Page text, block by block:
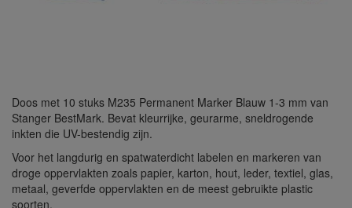
Doos met 10 stuks M235 Permanent Marker Blauw 1-3 mm van
Stanger BestMark. Bevat kleurrijke, geurarme, sneldrogende
inkten die UV-bestendig zijn.
Voor het langdurig en spatwaterdicht labelen en markeren van
droge oppervlakten zoals papier, karton, hout, leder, textiel, glas,
metaal, geverfde oppervlakten en de meest gebruikte plastic
soorten.